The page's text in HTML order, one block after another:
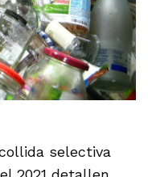
selectiva